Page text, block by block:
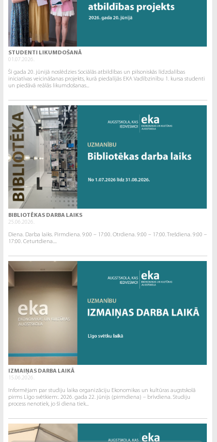
STUDENTI LIKUMDOŠANĀ
01.07.2026.
Šī gada 20. jūnijā noslēdzies Sociālās atbildības un pilsoniskās līdzdalības
iniciatīvas veicināšanas projekts, kurā piedalījās EKA Vadībzinību 1. kursa studenti
un piedāvā reālās likumdošanas...
BIBLIOTĒKAS DARBA LAIKS
25.06.2026.
Diena. Darba laiks. Pirmdiena. 9:00 – 17:00. Otrdiena. 9:00 – 17:00. Trešdiena. 9:00 –
17:00. Ceturtdiena....
IZMAIŅAS DARBA LAIKĀ
15.06.2026.
Informējam par studiju laika organizāciju Ekonomikas un kultūras augstskolā
pirms Līgo svētkiem:. 2026. gada 22. jūnijs (pirmdiena) – brīvdiena. Studiju
process nenotiek, jo šī diena tiek...